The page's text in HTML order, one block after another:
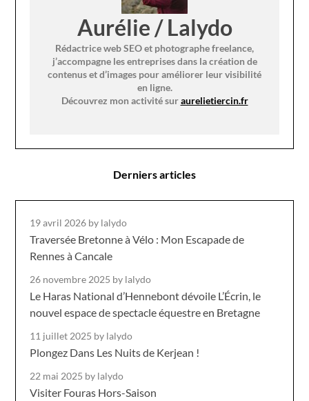
Aurélie / Lalydo
Rédactrice web SEO et photographe freelance,
j’accompagne les entreprises dans la création de
contenus et d’images pour améliorer leur visibilité
en ligne.
Découvrez mon activité suraurelietiercin.fr
Derniers articles
19 avril 2026 by lalydo
Traversée Bretonne à Vélo : Mon Escapade de
Rennes à Cancale
26 novembre 2025 by lalydo
Le Haras National d’Hennebont dévoile L’Écrin, le
nouvel espace de spectacle équestre en Bretagne
11 juillet 2025 by lalydo
Plongez Dans Les Nuits de Kerjean !
22 mai 2025 by lalydo
Visiter Fouras Hors-Saison